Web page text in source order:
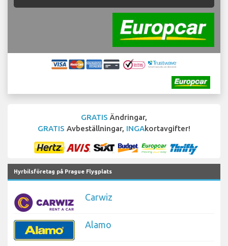
GRATIS Ändringar,
GRATIS Avbeställningar, INGAkortavgifter!
Hyrbilsföretag på Prague Flygplats
Carwiz
Alamo